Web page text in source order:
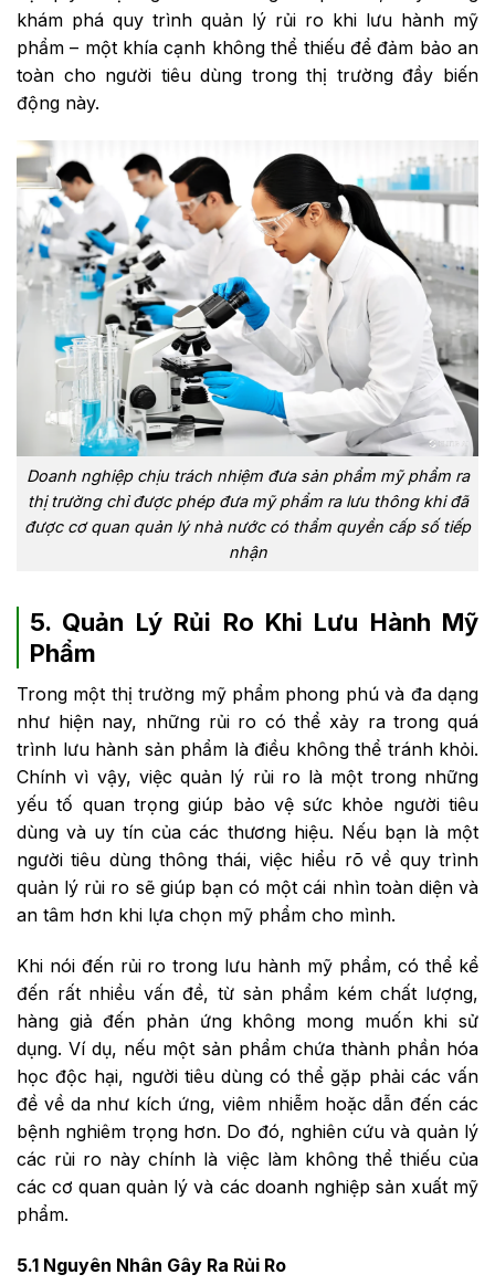
khám phá quy trình quản lý rủi ro khi lưu hành mỹ
phẩm – một khía cạnh không thể thiếu để đảm bảo an
toàn cho người tiêu dùng trong thị trường đầy biến
động này.
Doanh nghiệp chịu trách nhiệm đưa sản phẩm mỹ phẩm ra
thị trường chỉ được phép đưa mỹ phẩm ra lưu thông khi đã
được cơ quan quản lý nhà nước có thẩm quyền cấp số tiếp
nhận
5. Quản Lý Rủi Ro Khi Lưu Hành Mỹ
Phẩm
Trong một thị trường mỹ phẩm phong phú và đa dạng
như hiện nay, những rủi ro có thể xảy ra trong quá
trình lưu hành sản phẩm là điều không thể tránh khỏi.
Chính vì vậy, việc quản lý rủi ro là một trong những
yếu tố quan trọng giúp bảo vệ sức khỏe người tiêu
dùng và uy tín của các thương hiệu. Nếu bạn là một
người tiêu dùng thông thái, việc hiểu rõ về quy trình
quản lý rủi ro sẽ giúp bạn có một cái nhìn toàn diện và
an tâm hơn khi lựa chọn mỹ phẩm cho mình.
Khi nói đến rủi ro trong lưu hành mỹ phẩm, có thể kể
đến rất nhiều vấn đề, từ sản phẩm kém chất lượng,
hàng giả đến phản ứng không mong muốn khi sử
dụng. Ví dụ, nếu một sản phẩm chứa thành phần hóa
học độc hại, người tiêu dùng có thể gặp phải các vấn
đề về da như kích ứng, viêm nhiễm hoặc dẫn đến các
bệnh nghiêm trọng hơn. Do đó, nghiên cứu và quản lý
các rủi ro này chính là việc làm không thể thiếu của
các cơ quan quản lý và các doanh nghiệp sản xuất mỹ
phẩm.
5.1 Nguyên Nhân Gây Ra Rủi Ro